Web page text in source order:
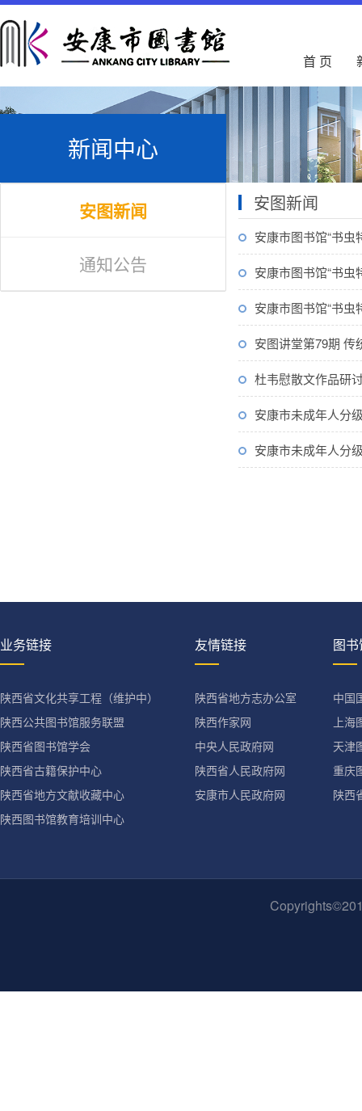
首 页
新闻中心
安图新闻
通知公告
安图新闻
安康市图书馆“书
安康市图书馆“书虫
安康市图书馆“书虫
安图讲堂第79期
杜韦慰散文作品研
安康市未成年人分
安康市未成年人分
业务链接
陕西省文化共享工程（维护中）
陕西公共图书馆服务联盟
陕西省图书馆学会
陕西省古籍保护中心
陕西省地方文献收藏中心
陕西图书馆教育培训中心
友情链接
陕西省地方志办公室
陕西作家网
中央人民政府网
陕西省人民政府网
安康市人民政府网
图
中国
上海
天津
重庆
陕西